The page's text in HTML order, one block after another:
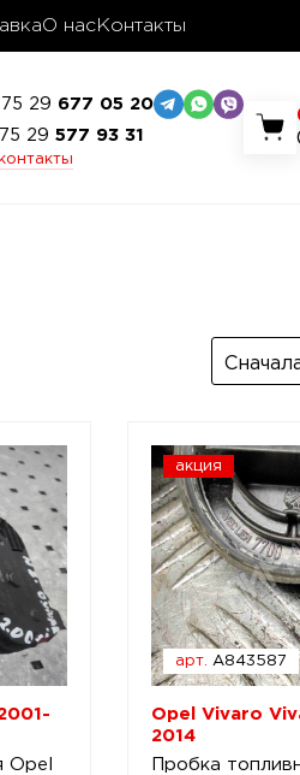
О нас Контакты
29 677 05 20
29 577 93 31
Opel
акция
арт. A843587
Opel Vivaro
2014
Пробка